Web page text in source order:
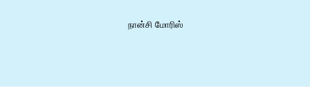
நான்சி மோரிஸ்